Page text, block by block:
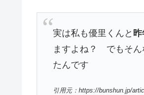
実は私も優里くんと
ますよね？ でもそん
たんです
引用元：https://bunshun.jp/